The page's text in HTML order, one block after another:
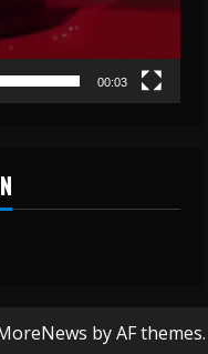
00:03
by AF themes.